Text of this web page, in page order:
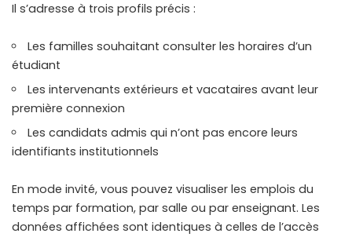
Il s’adresse à trois profils précis :
Les familles souhaitant consulter les horaires d’un
étudiant
Les intervenants extérieurs et vacataires avant leur
première connexion
Les candidats admis qui n’ont pas encore leurs
identifiants institutionnels
En mode invité, vous pouvez visualiser les emplois du
temps par formation, par salle ou par enseignant. Les
données affichées sont identiques à celles de l’accès